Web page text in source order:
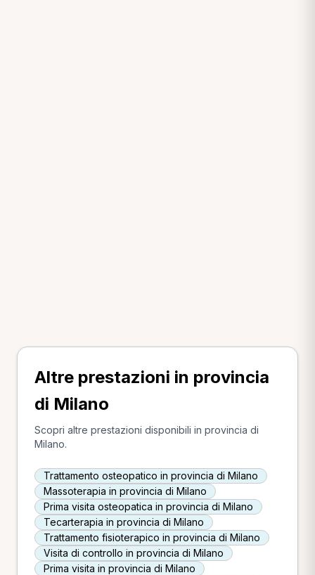
Altre prestazioni in provincia
di Milano
Scopri altre prestazioni disponibili in provincia di
Milano.
Trattamento osteopatico in provincia di Milano
Massoterapia in provincia di Milano
Prima visita osteopatica in provincia di Milano
Tecarterapia in provincia di Milano
Trattamento fisioterapico in provincia di Milano
Visita di controllo in provincia di Milano
Prima visita in provincia di Milano